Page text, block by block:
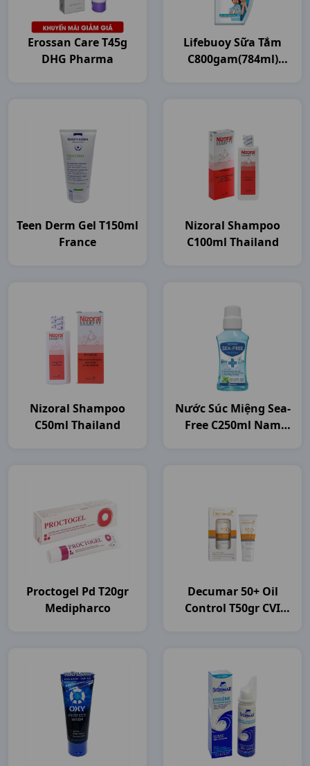
Erossan Care T45g
DHG Pharma
Lifebuoy Sữa Tắm
C800gam(784ml)
Teen Derm Gel T150ml
France
Nizoral Shampoo
C100ml Thailand
Nizoral Shampoo
C50ml Thailand
Nước Súc Miệng Sea-
Free C250ml Nam
Proctogel Pd T20gr
Medipharco
Decumar 50+ Oil
Control T50gr CVI